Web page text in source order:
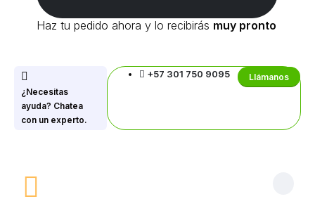
Haz tu pedido ahora y lo recibirás muy pronto
¿Necesitas
ayuda? Chatea
con un experto.
+57 301 750 9095 Llámanos